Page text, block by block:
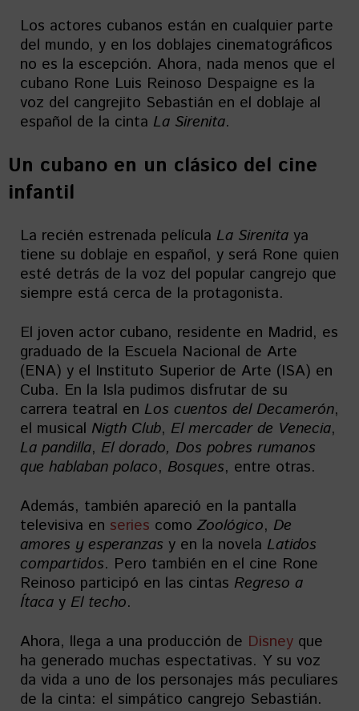
Los actores cubanos están en cualquier parte
del mundo, y en los doblajes cinematográficos
no es la escepción. Ahora, nada menos que el
cubano Rone Luis Reinoso Despaigne es la
voz del cangrejito Sebastián en el doblaje al
español de la cinta La Sirenita.
Un cubano en un clásico del cine
infantil
La recién estrenada película La Sirenita ya
tiene su doblaje en español, y será Rone quien
esté detrás de la voz del popular cangrejo que
siempre está cerca de la protagonista.
El joven actor cubano, residente en Madrid, es
graduado de la Escuela Nacional de Arte
(ENA) y el Instituto Superior de Arte (ISA) en
Cuba. En la Isla pudimos disfrutar de su
carrera teatral en Los cuentos del Decamerón,
el musical Nigth Club, El mercader de Venecia,
La pandilla, El dorado, Dos pobres rumanos
que hablaban polaco, Bosques, entre otras.
Además, también apareció en la pantalla
televisiva en series como Zoológico, De
amores y esperanzas y en la novela Latidos
compartidos. Pero también en el cine Rone
Reinoso participó en las cintas Regreso a
Ítaca y El techo.
Ahora, llega a una producción de Disney que
ha generado muchas espectativas. Y su voz
da vida a uno de los personajes más peculiares
de la cinta: el simpático cangrejo Sebastián.